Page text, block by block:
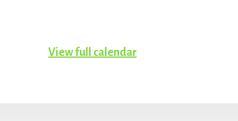
View full calendar